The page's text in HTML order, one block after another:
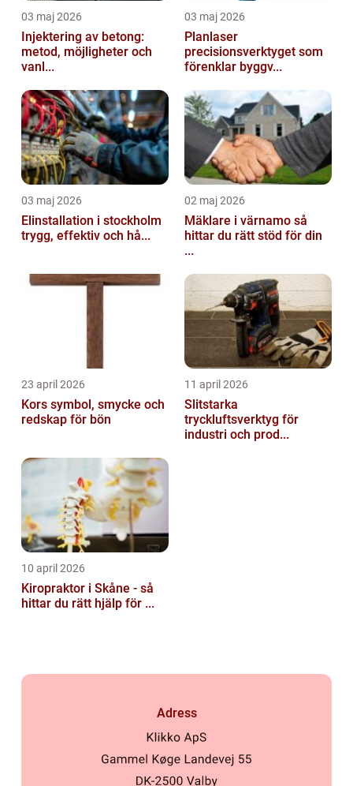
03 maj 2026
Injektering av betong:
metod, möjligheter och
vanl...
03 maj 2026
Planlaser
precisionsverktyget som
förenklar byggv...
03 maj 2026
Elinstallation i stockholm
trygg, effektiv och hå...
02 maj 2026
Mäklare i värnamo så
hittar du rätt stöd för din
...
23 april 2026
Kors symbol, smycke och
redskap för bön
11 april 2026
Slitstarka
tryckluftsverktyg för
industri och prod...
10 april 2026
Kiropraktor i Skåne - så
hittar du rätt hjälp för ...
Adress